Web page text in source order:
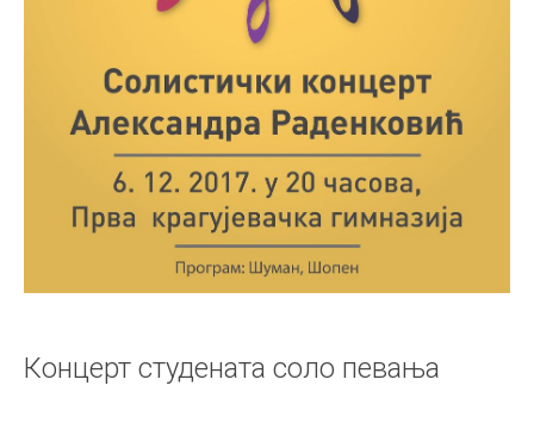
Концерт студената соло певања